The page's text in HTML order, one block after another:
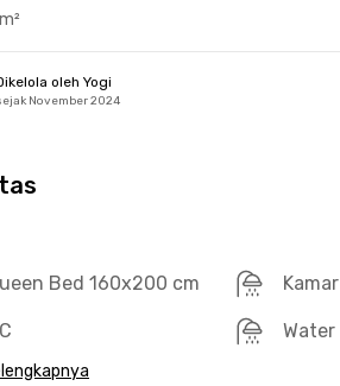
oleh Yogi
November 2024
Bed 160x200 cm